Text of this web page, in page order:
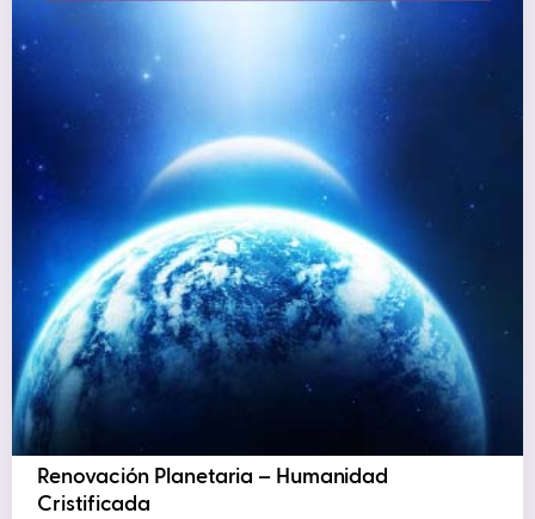
Renovación Planetaria – Humanidad
Cristificada